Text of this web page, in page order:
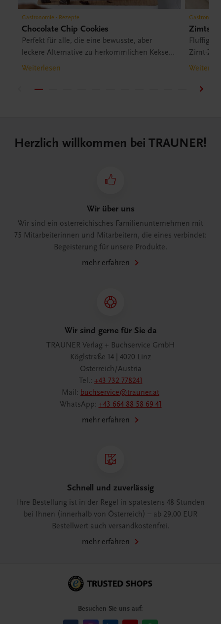
Gastronomie - Rezepte
Chocolate Chip Cookies
Perfekt für alle, die eine bewusste, aber
leckere Alternative zu herkömmlichen Keksen
möchten.
Weiterlesen
Fluffiger
Zimt-
Glasur –
Herzlich willkommen bei TRAUNER!
Wir über uns
Wir sind ein österreichisches Familienunternehmen mit
75 Mitarbeiterinnen und Mitarbeitern, die eines verbindet:
Begeisterung für unsere Produkte.
mehr erfahren
Wir sind gerne für Sie da
TRAUNER Verlag + Buchservice GmbH
Köglstraße 14 | 4020 Linz
Österreich/Austria
Tel.: +43 732 778241
Mail: buchservice@trauner.at
WhatsApp: +43 664 88 58 69 41
mehr erfahren
Schnell und zuverlässig
Ihre Bestellung ist in der Regel in spätestens 48 Stunden
bei Ihnen (innerhalb von Österreich) – ab 29,00 EUR
Bestellwert auch versandkostenfrei.
mehr erfahren
Besuchen Sie uns auf: